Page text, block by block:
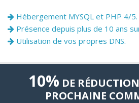
Hébergement MYSQL et PHP 4/5.
Présence depuis plus de 10 ans
Utilisation de vos propres DNS.
10% DE
PROCHAINE